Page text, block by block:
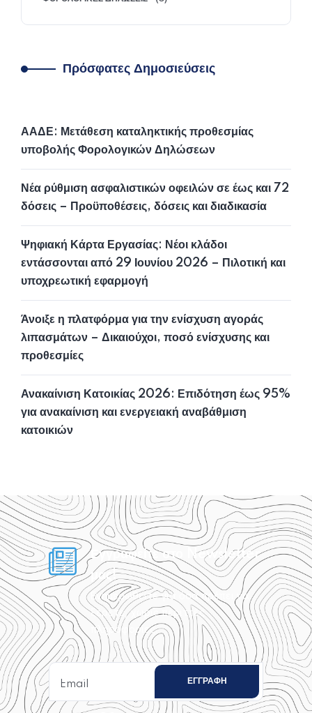
Πρόσφατες Δημοσιεύσεις
ΑΑΔΕ: Μετάθεση καταληκτικής προθεσμίας
υποβολής Φορολογικών Δηλώσεων
Νέα ρύθμιση ασφαλιστικών οφειλών σε έως και 72
δόσεις – Προϋποθέσεις, δόσεις και διαδικασία
Ψηφιακή Κάρτα Εργασίας: Νέοι κλάδοι
εντάσσονται από 29 Ιουνίου 2026 – Πιλοτική και
υποχρεωτική εφαρμογή
Άνοιξε η πλατφόρμα για την ενίσχυση αγοράς
λιπασμάτων – Δικαιούχοι, ποσό ενίσχυσης και
προθεσμίες
Ανακαίνιση Κατοικίας 2026: Επιδότηση έως 95%
για ανακαίνιση και ενεργειακή αναβάθμιση
κατοικιών
Εγγραφείτε στο Newsletter
μας!
Ενημερωθείτε για όσα πρέπει να
ξέρετε, χωρίς περιττές
πληροφορίες.